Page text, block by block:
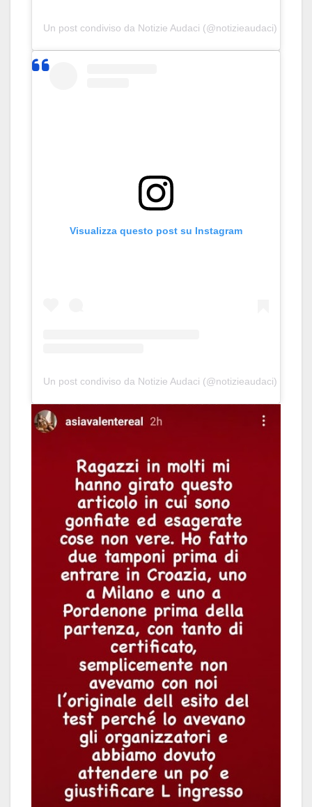
Un post condiviso da Notizie Audaci (@notizieaudaci)
Visualizza questo post su Instagram
Un post condiviso da Notizie Audaci (@notizieaudaci)